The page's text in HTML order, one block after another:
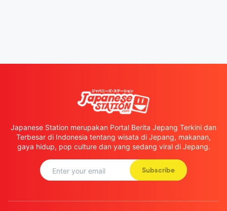
Japanese Station merupakan Portal Berita Jepang Terkini dan
Terbesar di Indonesia tentang wisata di Jepang, makanan,
gaya hidup, pop culture dan yang sedang viral di Jepang.
Subscribe